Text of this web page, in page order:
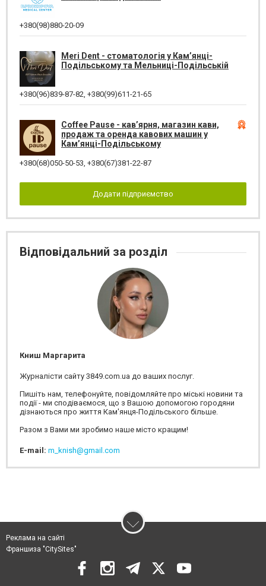
+380(98)880-20-09
Meri Dent - стоматологія у Кам’янці-
Подільському та Мельниці-Подільській
+380(96)839-87-82, +380(99)611-21-65
Coffee Pause - кав’ярня, магазин кави,
продаж та оренда кавових машин у
Кам’янці-Подільському
+380(68)050-50-53, +380(67)381-22-87
Додати підприємство
Відповідальний за розділ
Книш Маргарита
Журналісти сайту 3849.com.ua до ваших послуг.
Пишіть нам, телефонуйте, повідомляйте про міські новини та
події - ми сподіваємося, що з Вашою допомогою городяни
дізнаються про життя Кам'янця-Подільського більше.
Разом з Вами ми зробимо наше місто кращим!
E-mail: m_knish@gmail.com
Реклама на сайті
Франшиза "CitySites"